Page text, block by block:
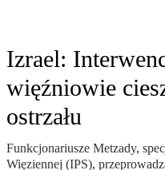
Izrael:
więźniowie
ostrzału
Funkcjonariusze Metzady,
Więziennej (IPS),